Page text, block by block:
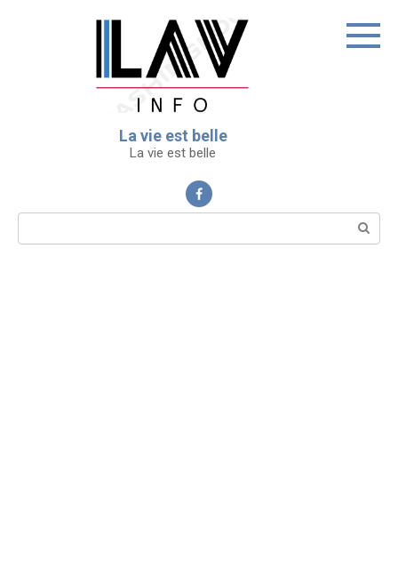
La vie est belle
La vie est belle
Поиск: